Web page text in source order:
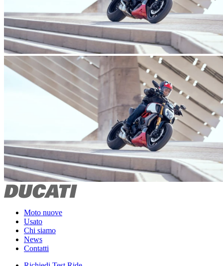
Moto nuove
Usato
Chi siamo
News
Contatti